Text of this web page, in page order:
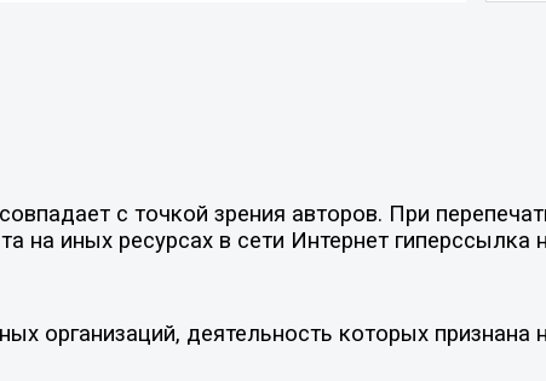
с точкой зрения авторов. При
на иных ресурсах в сети Интернет гиперссылка
организаций, деятельность которых признана